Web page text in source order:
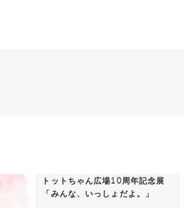
トットちゃん広場10周年記念展
「みんな、いっしょだよ。」